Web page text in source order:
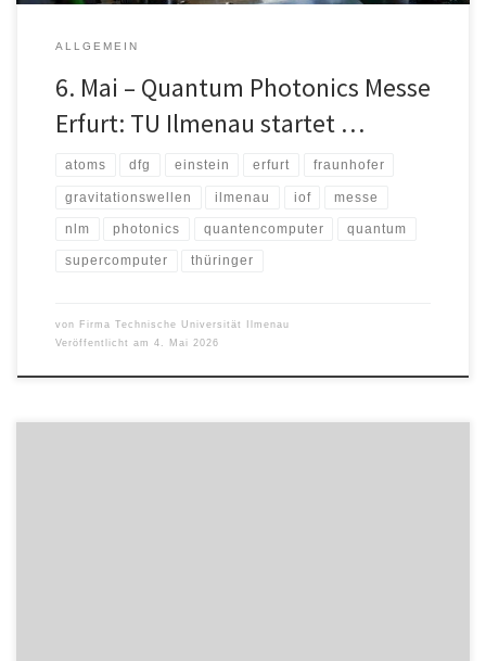
ALLGEMEIN
6. Mai – Quantum Photonics Messe
Erfurt: TU Ilmenau startet …
atoms dfg einstein erfurt fraunhofer
gravitationswellen ilmenau iof messe
nlm photonics quantencomputer quantum
supercomputer thüringer
von Firma Technische Universität Ilmenau
Veröffentlicht am 4. Mai 2026